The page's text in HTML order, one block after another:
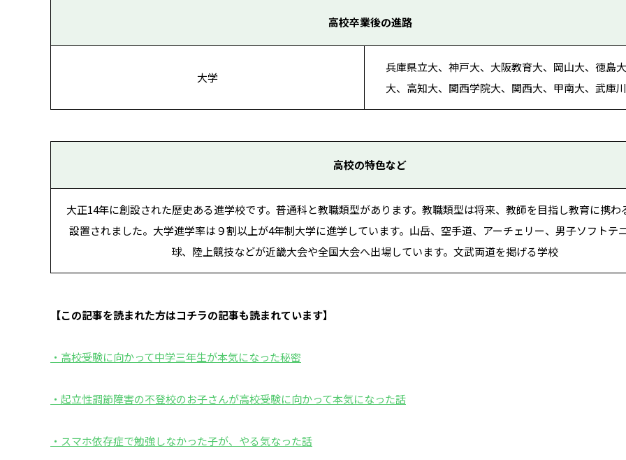
高校卒業後の進路
大学
兵庫県立大、神戸大、大阪教育大、岡山大、徳島
大、高知大、関西学院大、関西大、甲南大、武庫
高校の特色など
大正14年に創設された歴史ある進学校です。普通科と教職類型があります。教職類型は将来、教師を目指し教育に携わ
設置されました。大学進学率は９割以上が4年制大学に進学しています。山岳、空手道、アーチェリー、男子ソフトテ
球、陸上競技などが近畿大会や全国大会へ出場しています。文武両道を掲げる学校
【この記事を読まれた方はコチラの記事も読まれています】
・高校受験に向かって中学三年生が本気になった秘密
・起立性調節障害の不登校のお子さんが高校受験に向かって本気になった話
・スマホ依存症で勉強しなかった子が、やる気なった話